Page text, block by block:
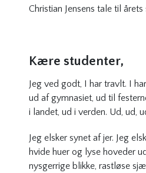
Christian Jensens tale til årets
Kære studenter,
Jeg ved godt, I har travlt. I
ud af gymnasiet, ud til
i landet, ud i verden. Ud, ud,
Jeg elsker synet af jer. Jeg
hvide huer og lyse hoveder
nysgerrige blikke, rastløse